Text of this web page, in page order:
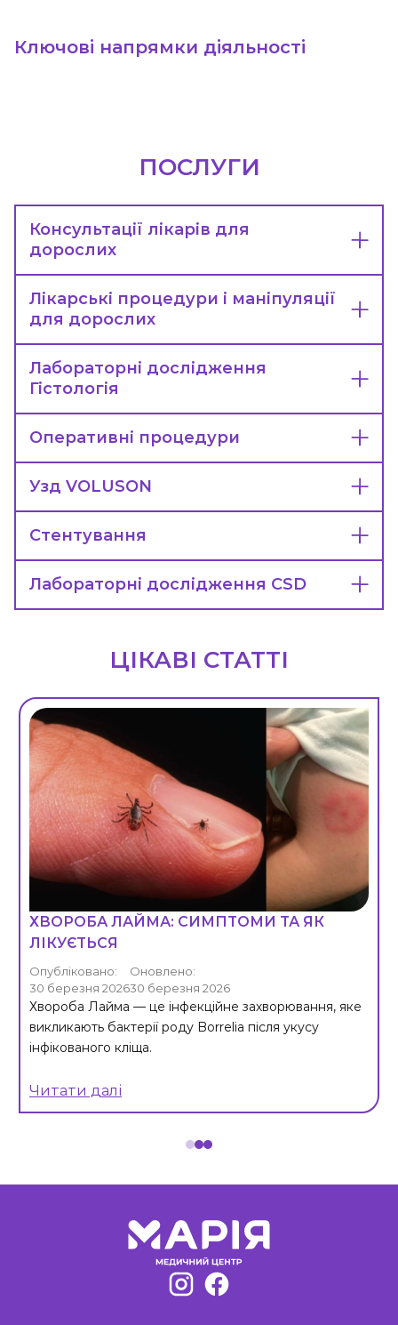
Ключові напрямки діяльності
ПОСЛУГИ
Консультації лікарів для
дорослих
Лікарські процедури і маніпуляції
для дорослих
Лабораторні дослідження
Гістологія
Оперативні процедури
Узд VOLUSON
Стентування
Лабораторні дослідження CSD
ЦІКАВІ СТАТТІ
ХВОРОБА ЛАЙМА: СИМПТОМИ ТА ЯК
ЛІКУЄТЬСЯ
Опубліковано:
30 березня 2026
Оновлено:
30 березня 2026
Хвороба Лайма — це інфекційне захворювання, яке
викликають бактерії роду Borrelia після укусу
інфікованого кліща.
Читати далі
1